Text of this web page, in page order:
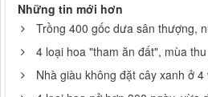
Những tin mới hơn
Trồng 400 gốc dưa sân thượng,
4 loại hoa "tham ăn đất", mùa
Nhà giàu không đặt cây xanh ở